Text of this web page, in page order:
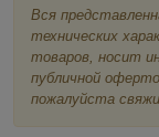
Вся
технических
товаров, носит
публичной
пожалуйста